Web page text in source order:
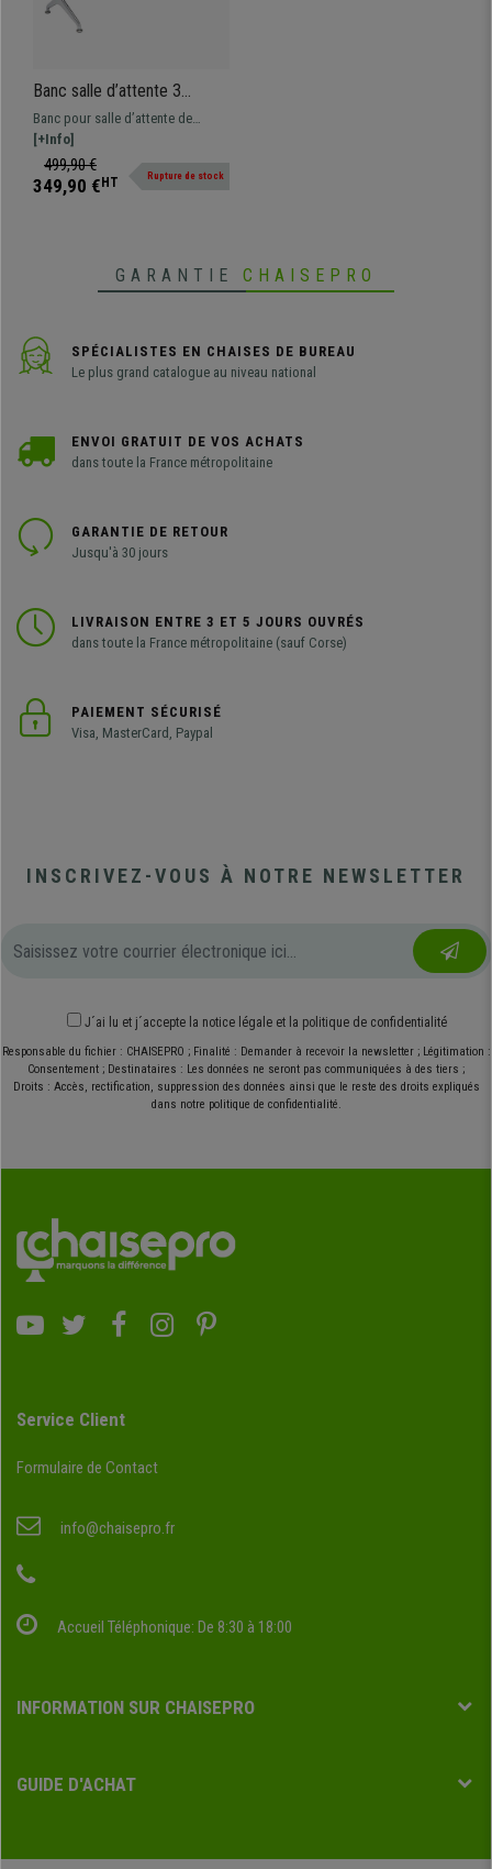
Banc salle d’attente 3
sièges AUREA, Structure et
Sièges en Métal, couleur
Gris
Banc pour salle d’attente de
170x63 cm avec structure en métal
robuste et sièges en métal.
Grande qualité, très résistant.
[+Info]
499,90 €
349,90 € HT Rupture de stock
GARANTIE CHAISEPRO
SPÉCIALISTES EN CHAISES DE BUREAU
Le plus grand catalogue au niveau national
ENVOI GRATUIT DE VOS ACHATS
dans toute la France métropolitaine
GARANTIE DE RETOUR
Jusqu'à 30 jours
LIVRAISON ENTRE 3 ET 5 JOURS OUVRÉS
dans toute la France métropolitaine (sauf Corse)
PAIEMENT SÉCURISÉ
Visa, MasterCard, Paypal
INSCRIVEZ-VOUS À NOTRE NEWSLETTER
J´ai lu et j´accepte la notice légale et la politique de confidentialité
Responsable du fichier : CHAISEPRO ; Finalité : Demander à recevoir la newsletter ; Légitimation :
Consentement ; Destinataires : Les données ne seront pas communiquées à des tiers ;
Droits : Accès, rectification, suppression des données ainsi que le reste des droits expliqués
dans notre politique de confidentialité.
Service Client
Formulaire de Contact
info@chaisepro.fr
Accueil Téléphonique: De 8:30 à 18:00
INFORMATION SUR CHAISEPRO
GUIDE D'ACHAT